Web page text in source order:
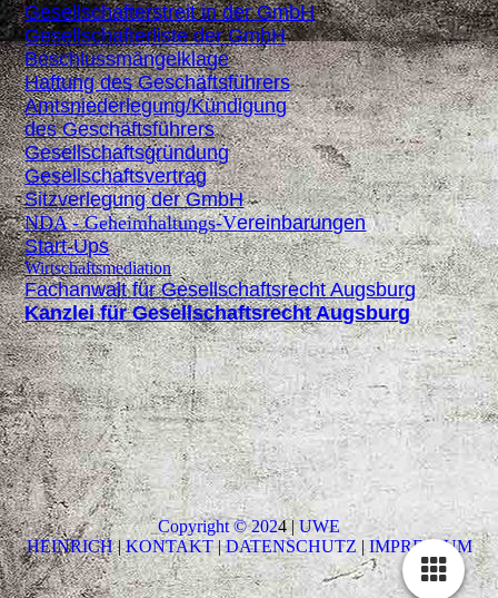
Gesellschafterstreit in der GmbH
Gesellschafterliste der GmbH
Beschlussmängelklage
Haftung des Geschäftsführers
Amtsniederlegung/Kündigung
desGeschäftsführers
Gesellschaftsgründung
Gesellschaftsvertrag
Sitzverlegung der GmbH
NDA - Geheimhaltungs-Vereinbarungen
Start-Ups
Wirtschaftsmediation
Fachanwalt für Gesellschaftsrecht Augsburg
Kanzlei für Gesellschaftsrecht Augsburg
Copyright © 2024 |UWE
HEINRICH| KONTAKT|DATENSCHUTZ |IMPRESSUM